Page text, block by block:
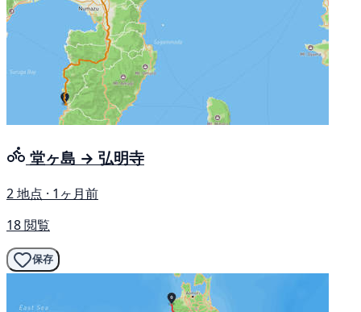
堂ヶ島 → 弘明寺
2 地点 · 1ヶ月前
18 閲覧
保存